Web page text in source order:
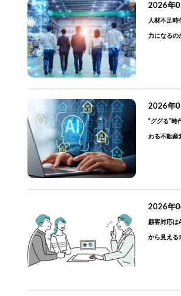
2026年
人材不足時
力になるの
2026年
“ググる”時
わる不動産
2026年
顧客対応は
から見える